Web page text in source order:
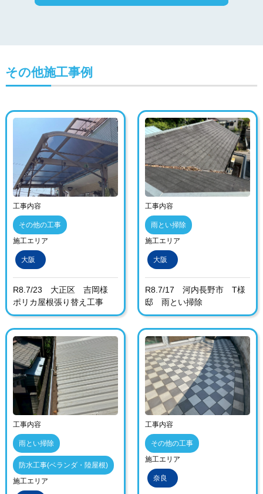
その他施工事例
工事内容
その他の工事
施工エリア
大阪
R8.7/23 大正区 吉岡様
ポリカ屋根張り替え工事
工事内容
雨とい掃除
施工エリア
大阪
R8.7/17 河内長野市 T様
邸 雨とい掃除
工事内容
雨とい掃除
防水工事(ベランダ・陸屋根)
施工エリア
工事内容
その他の工事
施工エリア
奈良